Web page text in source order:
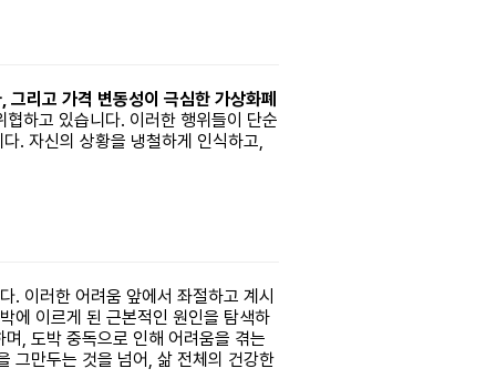
그리고 가격 변동성이 극심한 가상화폐
하고 있습니다. 이러한 행위들이 단순
. 자신의 상황을 냉철하게 인식하고,
. 이러한 어려움 앞에서 좌절하고 계시
에 이르게 된 근본적인 원인을 탐색하
며, 도박 중독으로 인해 어려움을 겪는
그만두는 것을 넘어, 삶 전체의 건강한